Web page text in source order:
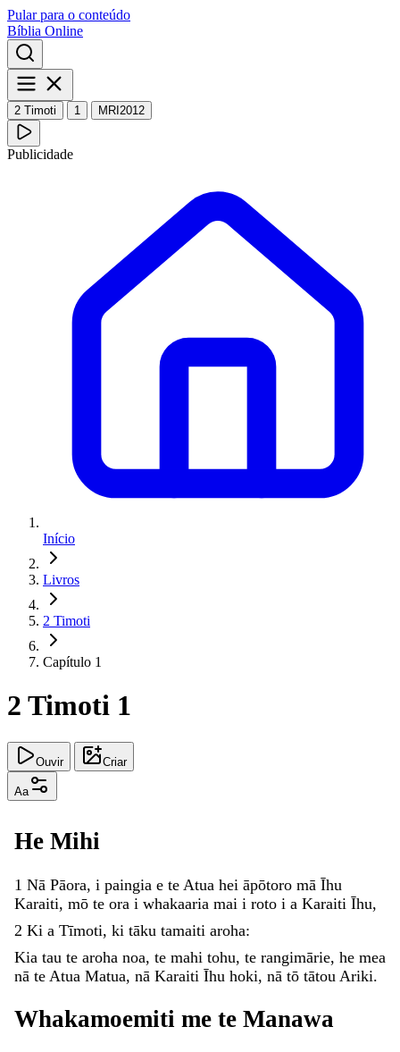
Pular para o conteúdo
Bíblia Online
2 Timoti 1 MRI2012
Publicidade
Início
Livros
2 Timoti
Capítulo 1
2 Timoti 1
Ouvir Criar
Aa
He Mihi
1 Nā Pāora, i paingia e te Atua hei āpōtoro mā Īhu
Karaiti, mō te ora i whakaaria mai i roto i a Karaiti Īhu,
2 Ki a Tīmoti, ki tāku tamaiti aroha:
Kia tau te aroha noa, te mahi tohu, te rangimārie, he mea
nā te Atua Matua, nā Karaiti Īhu hoki, nā tō tātou Ariki.
Whakamoemiti me te Manawa